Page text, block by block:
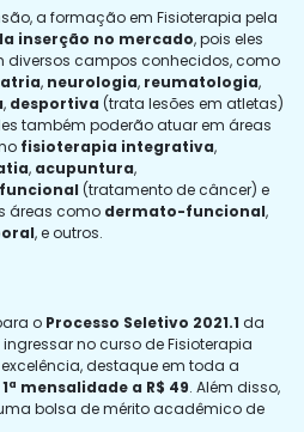
a formação em Fisioterapia pela
inserção no mercado, pois eles
diversos campos conhecidos, como
, neurologia, reumatologia,
, desportiva (trata lesões em atletas)
também poderão atuar em áreas
fisioterapia integrativa,
, acupuntura,
(tratamento de câncer) e
áreas como dermato-funcional,
, e outros.
o Processo Seletivo 2021.1 da
no curso de Fisioterapia
destaque em toda a
1ª mensalidade a R$ 49. Além disso,
bolsa de mérito acadêmico de